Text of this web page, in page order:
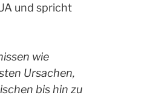
und spricht
wie
Ursachen,
bis hin zu